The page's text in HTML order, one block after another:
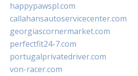
happypawspl.com
callahansautoservicecenter.com
georgiascornermarket.com
perfectfit24-7.com
portugalprivatedriver.com
von-racer.com